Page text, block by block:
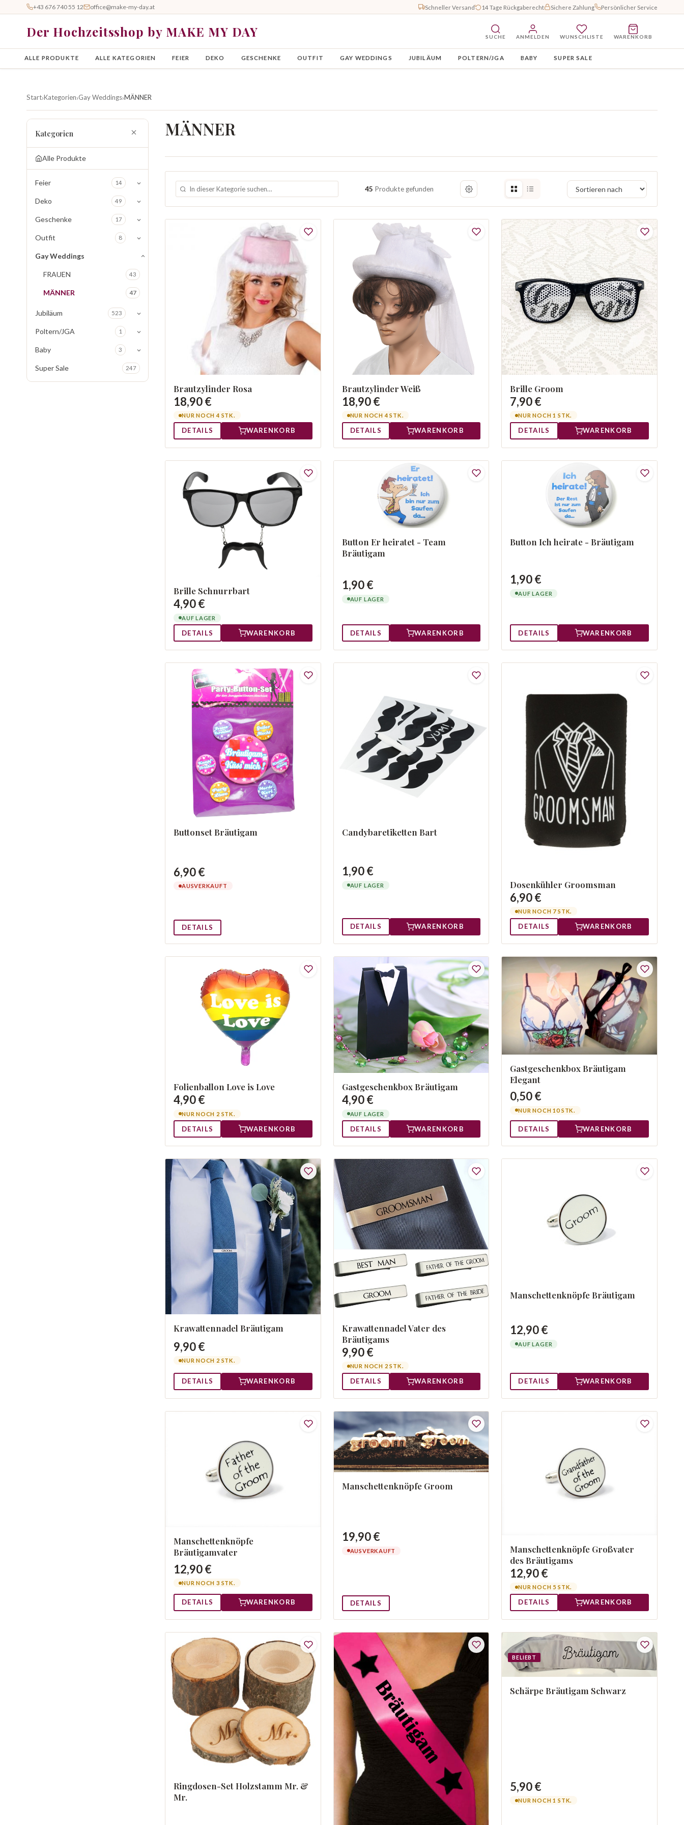
+43 676 740 55 12 office@make-my-day.at Schneller Versand 14 Tage Rückgaberecht Sichere Zahlung Persönlicher Service
Der Hochzeitsshop by MAKE MY DAY SUCHE ANMELDEN WUNSCHLISTE WARENKORB
ALLE PRODUKTE ALLE KATEGORIEN FEIER DEKO GESCHENKE OUTFIT GAY WEDDINGS JUBILÄUM POLTERN/JGA BABY SUPER SALE
Start›Kategorien›Gay Weddings›MÄNNER
Kategorien
Alle Produkte
Feier 14
Deko 49
Geschenke 17
Outfit 8
Gay Weddings
FRAUEN 43
MÄNNER 47
Jubiläum 523
Poltern/JGA 1
Baby 3
Super Sale 247
MÄNNER
45 Produkte gefunden
Brautzylinder Rosa
18,90 €
NUR NOCH 4 STK.
DETAILS WARENKORB
Brautzylinder Weiß
18,90 €
NUR NOCH 4 STK.
DETAILS WARENKORB
Brille Groom
7,90 €
NUR NOCH 1 STK.
DETAILS WARENKORB
Brille Schnurrbart
4,90 €
AUF LAGER
DETAILS WARENKORB
Button Er heiratet - Team
Bräutigam
1,90 €
AUF LAGER
DETAILS WARENKORB
Button Ich heirate - Bräutigam
1,90 €
AUF LAGER
DETAILS WARENKORB
Buttonset Bräutigam
6,90 €
AUSVERKAUFT
DETAILS
Candybaretiketten Bart
1,90 €
AUF LAGER
DETAILS WARENKORB
Dosenkühler Groomsman
6,90 €
NUR NOCH 7 STK.
DETAILS WARENKORB
Folienballon Love is Love
4,90 €
NUR NOCH 2 STK.
DETAILS WARENKORB
Gastgeschenkbox Bräutigam
4,90 €
AUF LAGER
DETAILS WARENKORB
Gastgeschenkbox Bräutigam
Elegant
0,50 €
NUR NOCH 10 STK.
DETAILS WARENKORB
Krawattennadel Bräutigam
9,90 €
NUR NOCH 2 STK.
DETAILS WARENKORB
Krawattennadel Vater des
Bräutigams
9,90 €
NUR NOCH 2 STK.
DETAILS WARENKORB
Manschettenknöpfe Bräutigam
12,90 €
AUF LAGER
DETAILS WARENKORB
Manschettenknöpfe
Bräutigamvater
12,90 €
NUR NOCH 3 STK.
DETAILS WARENKORB
Manschettenknöpfe Groom
19,90 €
AUSVERKAUFT
DETAILS
Manschettenknöpfe Großvater
des Bräutigams
12,90 €
NUR NOCH 5 STK.
DETAILS WARENKORB
Ringdosen-Set Holzstamm Mr. &
Mr.
BELIEBT
Schärpe Bräutigam Schwarz
5,90 €
NUR NOCH 1 STK.